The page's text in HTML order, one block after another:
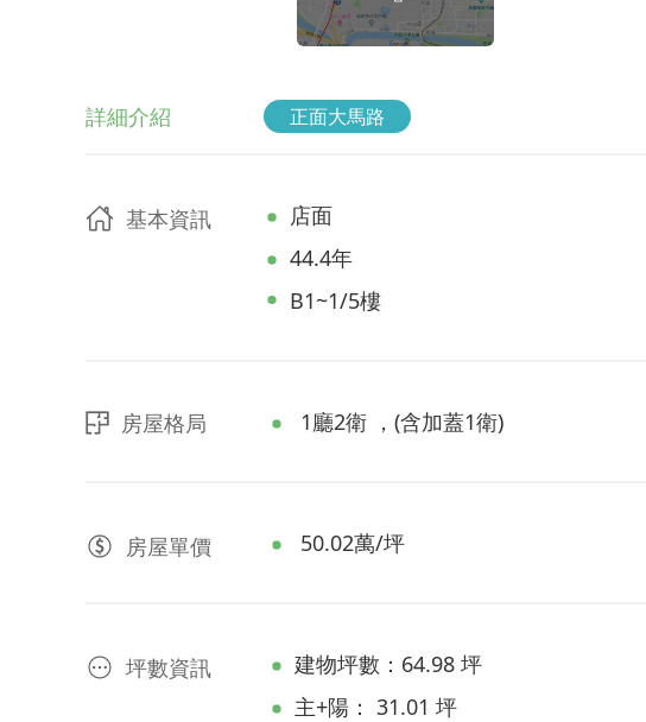
詳細介紹 正面大馬路
基本資訊
店面
44.4年
B1~1/5樓
房屋格局 1廳2衛 ，(含加蓋1衛)
房屋單價 50.02萬/坪
坪數資訊
建物坪數：64.98 坪
主+陽： 31.01 坪